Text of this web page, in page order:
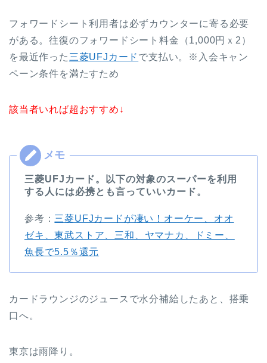
フォワードシート利用者は必ずカウンターに寄る必要
がある。往復のフォワードシート料金（1,000円ｘ2）
を最近作った 三菱UFJカード で支払い。※入会キャン
ペーン条件を満たすため
該当者いれば超おすすめ↓
三菱UFJカード。以下の対象のスーパーを利用
する人には必携とも言っていいカード。
参考： 三菱UFJカードが凄い！オーケー、オオ
ゼキ、東武ストア、三和、ヤマナカ、ドミー、
魚長で5.5％還元
カードラウンジのジュースで水分補給したあと、搭乗
口へ。
東京は雨降り。